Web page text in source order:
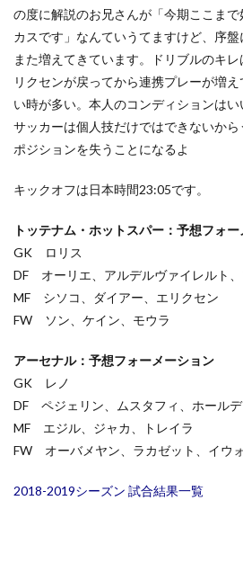
の度に解説のお兄さんが「今期ここま
カスです」なんていうてますけど、序
また増えてきています。ドリブルのキ
リクセンが戻ってから連携プレーが増
い時が多い。本人のコンディションはい
サッカーは個人技だけではできないか
ポジションを失うことになるよ
キックオフは日本時間23:05です。
トッテナム・ホットスパー：予想フォ
GK ロリス
DF オーリエ、アルデルヴァイレルト
MF シソコ、ダイアー、エリクセン
FW ソン、ケイン、モウラ
アーセナル：予想フォーメーション
GK レノ
DF ペジェリン、ムスタフィ、ホール
MF エジル、ジャカ、トレイラ
FW オーバメヤン、ラカゼット、イウ
2018-2019シーズン 試合結果一覧